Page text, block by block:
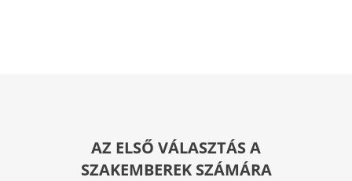
AZ ELSŐ VÁLASZTÁS A
SZAKEMBEREK SZÁMÁRA